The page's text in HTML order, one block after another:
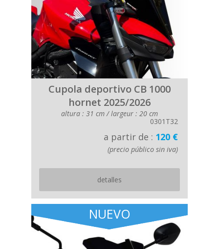
Cupola deportivo CB 1000
hornet 2025/2026
altura : 31 cm / largeur : 20 cm
0301T32
a partir de : 120 €
(precio público sin iva)
detalles
NUEVO